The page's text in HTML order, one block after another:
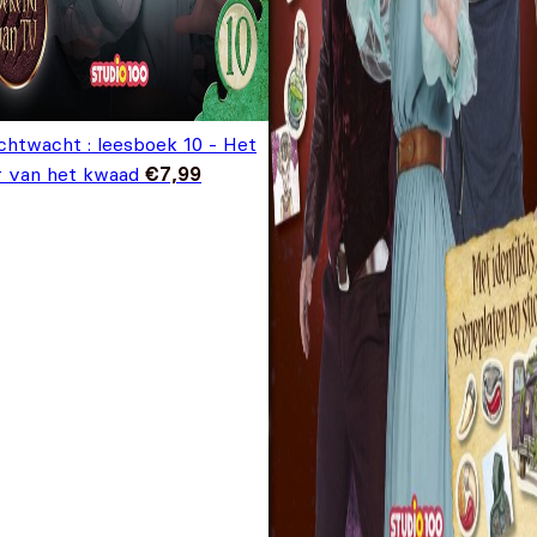
: leesboek 10 - Het
van het kwaad €7,99